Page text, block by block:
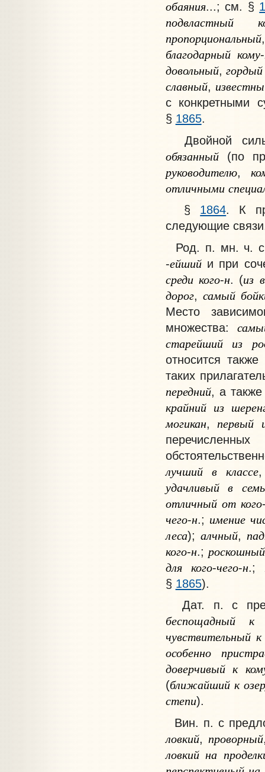
обаяния...; см. §
подвластный
пропорциональный
благодарный кому-
довольный,гордый
славный,
с конкретными
§ 1865.
Двойной
обязанный(по
руководителю,
отличными
§ 1864. К
следующие
Род. п. мн. ч.
-ейшийи при
среди кого-н. (из
дорог, самый
Место
множества:
старейший из
относится
таких
передний, а
крайний из
могикан, первый
лучший в классе
удачливый в
отличный от кого
чего-н.; имение
леса); алчный,
кого-н.; роскошный
для кого-чего-н.;
§ 1865).
Дат. п. с
беспощадный
к
чувствительный к
особенно
доверчивый к
(ближайший к
степи).
Вин. п. с
ловкий, проворный
ловкий на